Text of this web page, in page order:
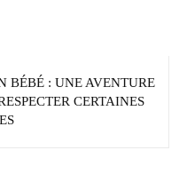
BÉBÉ : UNE AVENTURE
CERTAINES